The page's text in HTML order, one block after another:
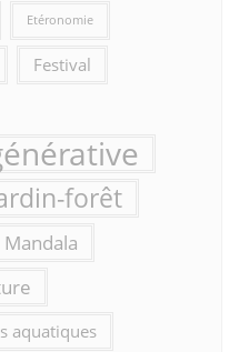
Etéronomie
Festival
forêt
Mandala
aquatiques